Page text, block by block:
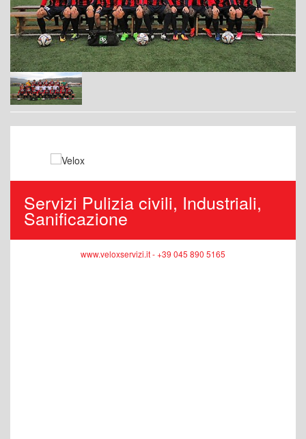
Servizi Pulizia civili, Industriali,
Sanificazione
www.veloxservizi.it - +39 045 890 5165